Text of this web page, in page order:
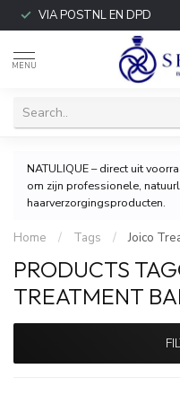
VIA POSTNL EN DPD
MENU
NATULIQUE – direct uit
om zijn professionele,
haarverzorgingsproducten.
Home / Tags / Joico
PRODUCTS
TREATMENT